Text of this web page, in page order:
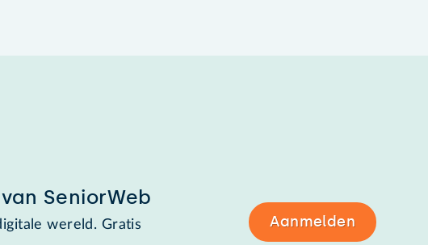
SeniorWeb
wereld. Gratis
Aanmelden